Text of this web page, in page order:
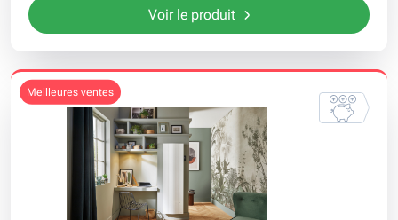
Voir le produit
meilleures ventes